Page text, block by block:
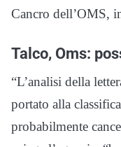
Cancro dell’OMS,
Talco, Oms:
“L’analisi della
portato alla
probabilmente